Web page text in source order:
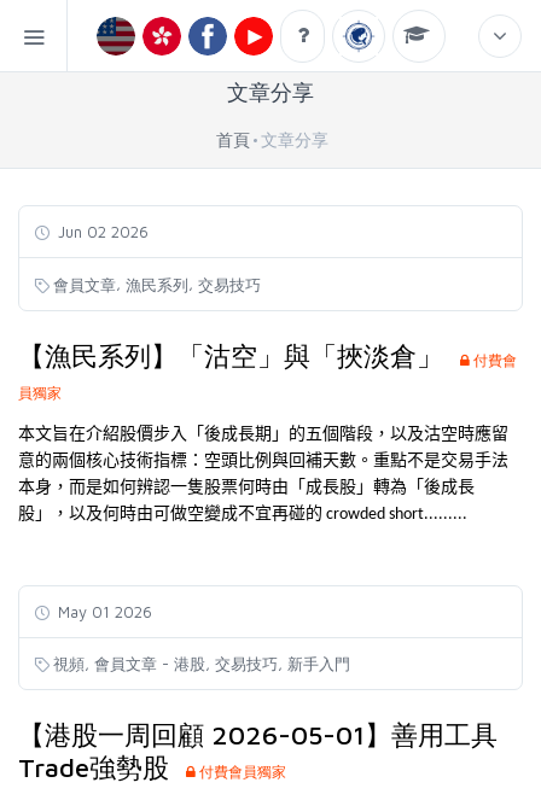
文章分享
首頁 文章分享
Jun 02 2026
會員文章, 漁民系列, 交易技巧
【漁民系列】「沽空」與「挾淡倉」
付費會
員獨家
本文旨在介紹股價步入「後成長期」的五個階段，以及沽空時應留
意的兩個核心技術指標：空頭比例與回補天數。重點不是交易手法
本身，而是如何辨認一隻股票何時由「成長股」轉為「後成長
股」，以及何時由可做空變成不宜再碰的 crowded short.........
May 01 2026
視頻 會員文章 - 港股 交易技巧 新手入門
【港股一周回顧 2026-05-01】善用工具
Trade強勢股
付費會員獨家